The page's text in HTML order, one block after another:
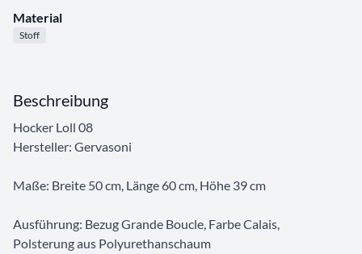
Material
Stoff
Beschreibung
Hocker Loll 08
Hersteller: Gervasoni
Maße: Breite 50 cm, Länge 60 cm, Höhe 39 cm
Ausführung: Bezug Grande Boucle, Farbe Calais,
Polsterung aus Polyurethanschaum